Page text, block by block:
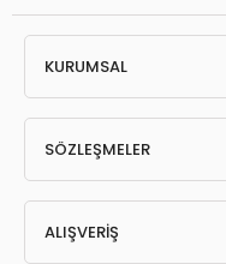
KURUMSAL
SÖZLEŞMELER
ALIŞVERİŞ